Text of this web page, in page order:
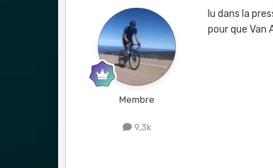
Membre
9,3k
lu dans la
pour que Van